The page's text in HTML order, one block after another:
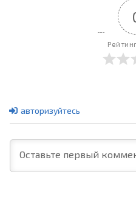
авторизуйтесь